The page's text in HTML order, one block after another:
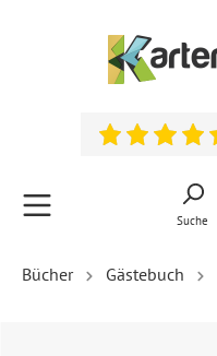
Suche
Bücher Gästebuch